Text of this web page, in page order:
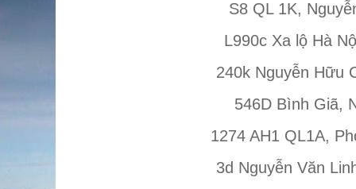
S8 QL 1K,
L990c Xa lộ Hà
240k Nguyễn Hữu
546D Bình Giã,
1274 AH1 QL1A,
3d Nguyễn Văn